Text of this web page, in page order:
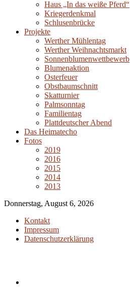
Haus „In das weiße Pferd“
Kriegerdenkmal
Schlusenbrücke
Projekte
Werther Mühlentag
Werther Weihnachtsmarkt
Sonnenblumenwettbewerb
Blumenaktion
Osterfeuer
Obstbaumschnitt
Skatturnier
Palmsonntag
Familientag
Plattdeutscher Abend
Das Heimatecho
Fotos
2019
2016
2015
2014
2013
Donnerstag, August 6, 2026
Kontakt
Impressum
Datenschutzerklärung